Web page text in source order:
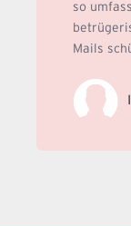
so
Mails